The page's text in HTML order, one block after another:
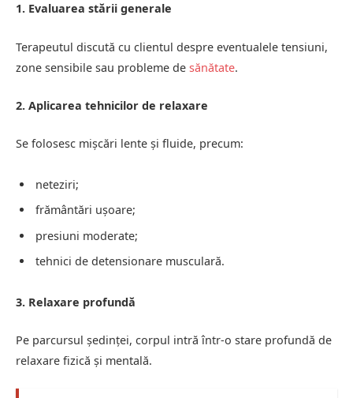
1. Evaluarea stării generale
Terapeutul discută cu clientul despre eventualele tensiuni,
zone sensibile sau probleme de sănătate.
2. Aplicarea tehnicilor de relaxare
Se folosesc mișcări lente și fluide, precum:
neteziri;
frământări ușoare;
presiuni moderate;
tehnici de detensionare musculară.
3. Relaxare profundă
Pe parcursul ședinței, corpul intră într-o stare profundă de
relaxare fizică și mentală.